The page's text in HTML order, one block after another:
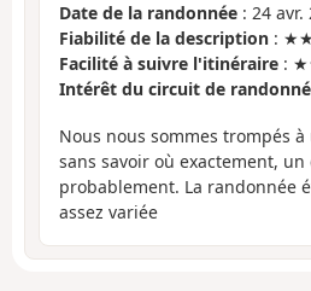
Date de la randonnée : 24 avr.
Fiabilité de la description :
Facilité à suivre l'itinéraire :
Intérêt du circuit de
Nous nous sommes trompés
sans savoir où exactement,
probablement. La randonnée
assez variée